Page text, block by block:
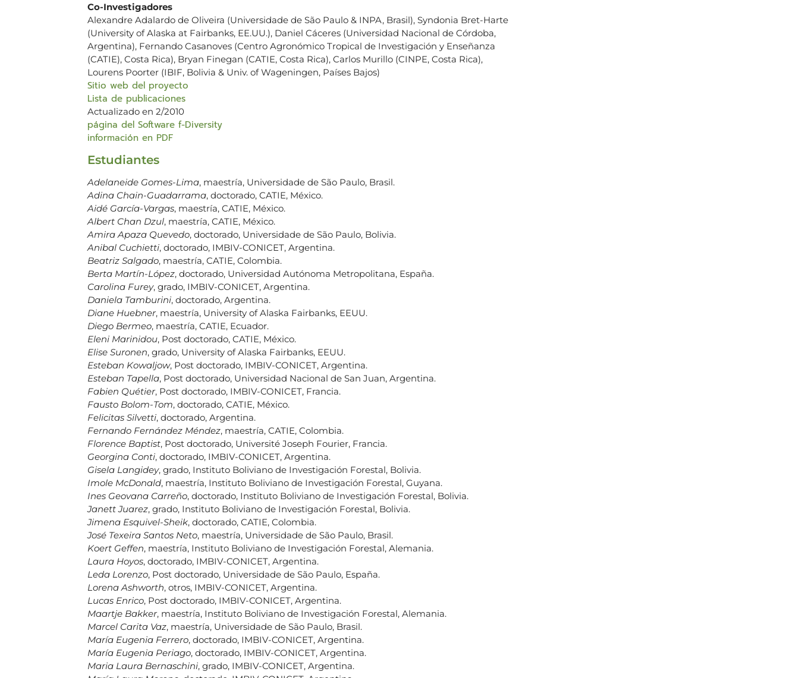
Co-Investigadores
Alexandre Adalardo de Oliveira (Universidade de São Paulo & INPA, Brasil), Syndonia Bret-Harte
(University of Alaska at Fairbanks, EE.UU.), Daniel Cáceres (Universidad Nacional de Córdoba,
Argentina), Fernando Casanoves (Centro Agronómico Tropical de Investigación y Enseñanza
(CATIE), Costa Rica), Bryan Finegan (CATIE, Costa Rica), Carlos Murillo (CINPE, Costa Rica),
Lourens Poorter (IBIF, Bolivia & Univ. of Wageningen, Países Bajos)
Sitio web del proyecto
Lista de publicaciones
Actualizado en 2/2010
página del Software f-Diversity
información en PDF
Estudiantes
Adelaneide Gomes-Lima, maestría, Universidade de São Paulo, Brasil.
Adina Chain-Guadarrama, doctorado, CATIE, México.
Aidé García-Vargas, maestría, CATIE, México.
Albert Chan Dzul, maestría, CATIE, México.
Amira Apaza Quevedo, doctorado, Universidade de São Paulo, Bolivia.
Anibal Cuchietti, doctorado, IMBIV-CONICET, Argentina.
Beatriz Salgado, maestría, CATIE, Colombia.
Berta Martín-López, doctorado, Universidad Autónoma Metropolitana, España.
Carolina Furey, grado, IMBIV-CONICET, Argentina.
Daniela Tamburini, doctorado, Argentina.
Diane Huebner, maestría, University of Alaska Fairbanks, EEUU.
Diego Bermeo, maestría, CATIE, Ecuador.
Eleni Marinidou, Post doctorado, CATIE, México.
Elise Suronen, grado, University of Alaska Fairbanks, EEUU.
Esteban Kowaljow, Post doctorado, IMBIV-CONICET, Argentina.
Esteban Tapella, Post doctorado, Universidad Nacional de San Juan, Argentina.
Fabien Quétier, Post doctorado, IMBIV-CONICET, Francia.
Fausto Bolom-Tom, doctorado, CATIE, México.
Felicitas Silvetti, doctorado, Argentina.
Fernando Fernández Méndez, maestría, CATIE, Colombia.
Florence Baptist, Post doctorado, Université Joseph Fourier, Francia.
Georgina Conti, doctorado, IMBIV-CONICET, Argentina.
Gisela Langidey, grado, Instituto Boliviano de Investigación Forestal, Bolivia.
Imole McDonald, maestría, Instituto Boliviano de Investigación Forestal, Guyana.
Ines Geovana Carreño, doctorado, Instituto Boliviano de Investigación Forestal, Bolivia.
Janett Juarez, grado, Instituto Boliviano de Investigación Forestal, Bolivia.
Jimena Esquivel-Sheik, doctorado, CATIE, Colombia.
José Texeira Santos Neto, maestría, Universidade de São Paulo, Brasil.
Koert Geffen, maestría, Instituto Boliviano de Investigación Forestal, Alemania.
Laura Hoyos, doctorado, IMBIV-CONICET, Argentina.
Leda Lorenzo, Post doctorado, Universidade de São Paulo, España.
Lorena Ashworth, otros, IMBIV-CONICET, Argentina.
Lucas Enrico, Post doctorado, IMBIV-CONICET, Argentina.
Maartje Bakker, maestría, Instituto Boliviano de Investigación Forestal, Alemania.
Marcel Carita Vaz, maestría, Universidade de São Paulo, Brasil.
María Eugenia Ferrero, doctorado, IMBIV-CONICET, Argentina.
María Eugenia Periago, doctorado, IMBIV-CONICET, Argentina.
Maria Laura Bernaschini, grado, IMBIV-CONICET, Argentina.